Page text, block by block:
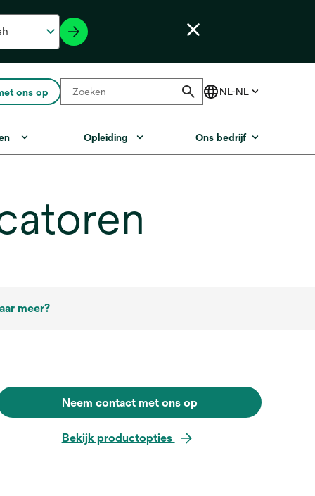
ons op
Opleiding Ons bedrijf
meer?
Neem contact met ons op
Bekijk productopties